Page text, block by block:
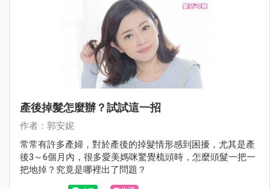
產後掉髮怎麼辦？試試這一招
作者：郭安妮
常常有許多產婦，對於產後的掉髮情形感到困擾，尤其是產
後3～6個月內，很多愛美媽咪驚覺梳頭時，怎麼頭髮一把一
把地掉？究竟是哪裡出了問題？